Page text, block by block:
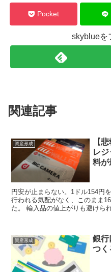
Pocket
skyblueを
関連記事
資産形成
【
レ
料が
円安が止まらない。1ドル154円
行われる気配がなく、このまま
た。 輸入品の値上がりも避けら
資産形成
銀行
つ